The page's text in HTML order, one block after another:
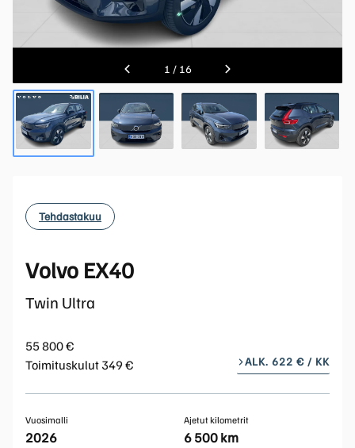
1 / 16
Tehdastakuu
Volvo EX40
Twin Ultra
55 800 €
Toimituskulut 349 €
ALK. 622 € / KK
Vuosimalli
2026
Ajetut kilometrit
6 500 km